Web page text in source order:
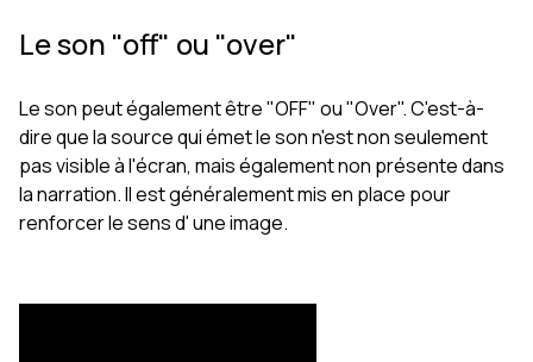
Le son "off" ou "over"
Le son peut également être "OFF" ou "Over". C'est-à-
dire que la source qui émet le son n'est non seulement
pas visible à l'écran, mais également non présente dans
la narration. Il est généralement mis en place pour
renforcer le sens d' une image.